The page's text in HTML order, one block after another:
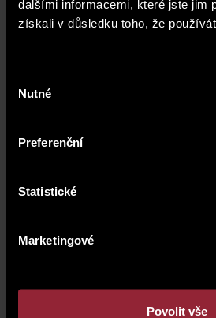
dalšími informacemi, které jste jim
získali v důsledku toho, že
souhlasu
Nutné
Preferenční
Statistické
Marketingové
Povolit vše
brožura Ruská 4.pdf